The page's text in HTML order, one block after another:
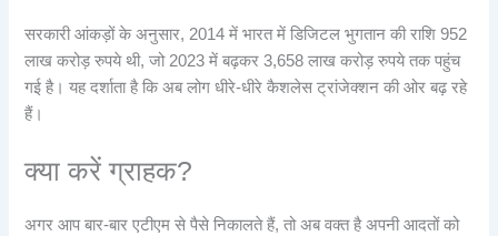
सरकारी आंकड़ों के अनुसार, 2014 में भारत में डिजिटल भुगतान की राशि 952
लाख करोड़ रुपये थी, जो 2023 में बढ़कर 3,658 लाख करोड़ रुपये तक पहुंच
गई है। यह दर्शाता है कि अब लोग धीरे-धीरे कैशलेस ट्रांजेक्शन की ओर बढ़ रहे
हैं।
क्या करें ग्राहक?
अगर आप बार-बार एटीएम से पैसे निकालते हैं, तो अब वक्त है अपनी आदतों को